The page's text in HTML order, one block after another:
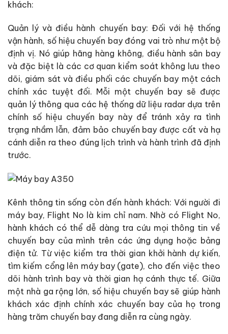
khách:
Quản lý và điều hành chuyến bay: Đối với hệ thống
vận hành, số hiệu chuyến bay đóng vai trò như một bộ
định vị. Nó giúp hãng hàng không, điều hành sân bay
và đặc biệt là các cơ quan kiểm soát không lưu theo
dõi, giám sát và điều phối các chuyến bay một cách
chính xác tuyệt đối. Mỗi một chuyến bay sẽ được
quản lý thông qua các hệ thống dữ liệu radar dựa trên
chính số hiệu chuyến bay này để tránh xảy ra tình
trạng nhầm lẫn, đảm bảo chuyến bay được cất và hạ
cánh diễn ra theo đúng lịch trình và hành trình đã định
trước.
Kênh thông tin sống còn đến hành khách: Với người đi
máy bay, Flight No là kim chỉ nam. Nhờ có Flight No,
hành khách có thể dễ dàng tra cứu mọi thông tin về
chuyến bay của mình trên các ứng dụng hoặc bảng
điện tử. Từ việc kiểm tra thời gian khởi hành dự kiến,
tìm kiếm cổng lên máy bay (gate), cho đến việc theo
dõi hành trình bay và thời gian hạ cánh thực tế. Giữa
một nhà ga rộng lớn, số hiệu chuyến bay sẽ giúp hành
khách xác định chính xác chuyến bay của họ trong
hàng trăm chuyến bay đang diễn ra cùng ngày.